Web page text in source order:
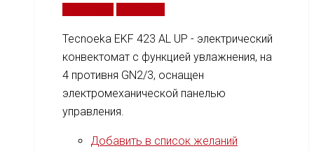
Tecnoeka EKF 423 AL UP - электрический
конвектомат с функцией увлажнения, на
4 противня GN2/3, оснащен
электромеханической панелью
управления.
Добавить в список желаний